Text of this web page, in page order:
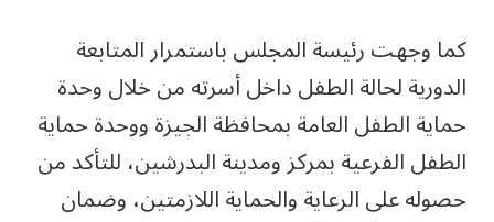
كما وجهت رئيسة المجلس باستمرار المتابعة
الدورية لحالة الطفل داخل أسرته من خلال وحدة
حماية الطفل العامة بمحافظة الجيزة ووحدة حماية
الطفل الفرعية بمركز ومدينة البدرشين، للتأكد من
حصوله على الرعاية والحماية اللازمتين، وضمان